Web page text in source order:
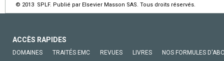
© 2013 SPLF. Publié par Elsevier Masson SAS. Tous droits réservés.
ACCÈS RAPIDES
DOMAINES TRAITÉS EMC REVUES LIVRES NOS FORMULES